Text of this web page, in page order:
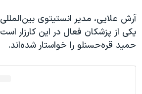
آرش علایی، مدیر انستیتوی
یکی از پزشکان فعال در این کارزار
حمید قره‌حسنلو را خواستار شده‌اند.